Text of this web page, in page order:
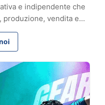
e indipendente che
produzione, vendita e
di produzione di connettori
forniamo ai clienti
prestazioni e soluzioni su
termine grazie ad una
un servizio effici